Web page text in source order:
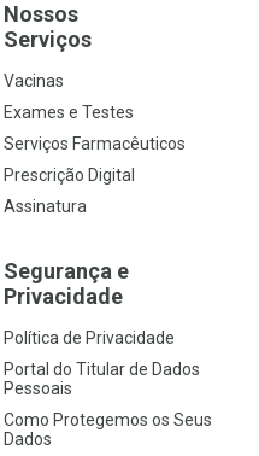
Nossos
Serviços
Vacinas
Exames e Testes
Serviços Farmacêuticos
Prescrição Digital
Assinatura
Segurança e
Privacidade
Política de Privacidade
Portal do Titular de Dados
Pessoais
Como Protegemos os Seus
Dados